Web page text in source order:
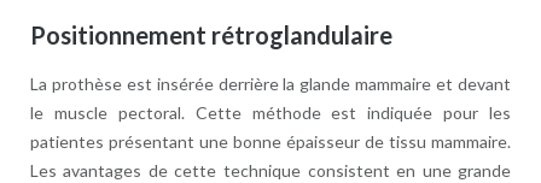
Positionnement rétroglandulaire
La prothèse est insérée derrière la glande mammaire et devant
le muscle pectoral. Cette méthode est indiquée pour les
patientes présentant une bonne épaisseur de tissu mammaire.
Les avantages de cette technique consistent en une grande